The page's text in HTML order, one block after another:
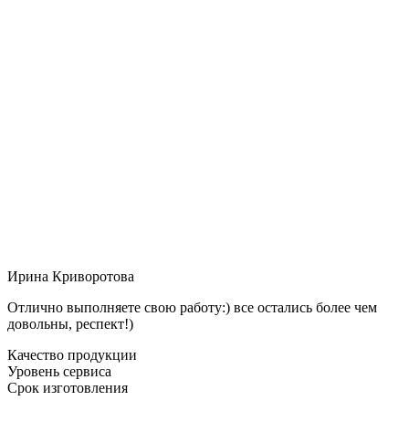
Ирина Криворотова
Отлично выполняете свою работу:) все остались более чем
довольны, респект!)
Качество продукции
Уровень сервиса
Срок изготовления